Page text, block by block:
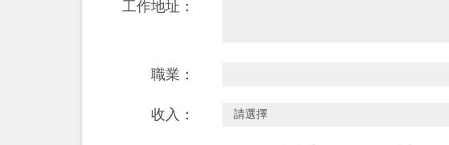
工作地址：
職業：
收入：